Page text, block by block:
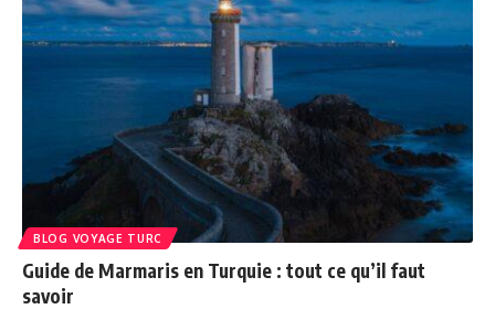
BLOG VOYAGE TURC
Guide de Marmaris en Turquie : tout ce qu’il faut
savoir